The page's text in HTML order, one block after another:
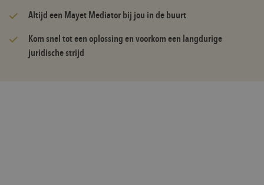
Altijd een Mayet Mediator bij jou in de buurt
Kom snel tot een oplossing en voorkom een langdurige
juridische strijd